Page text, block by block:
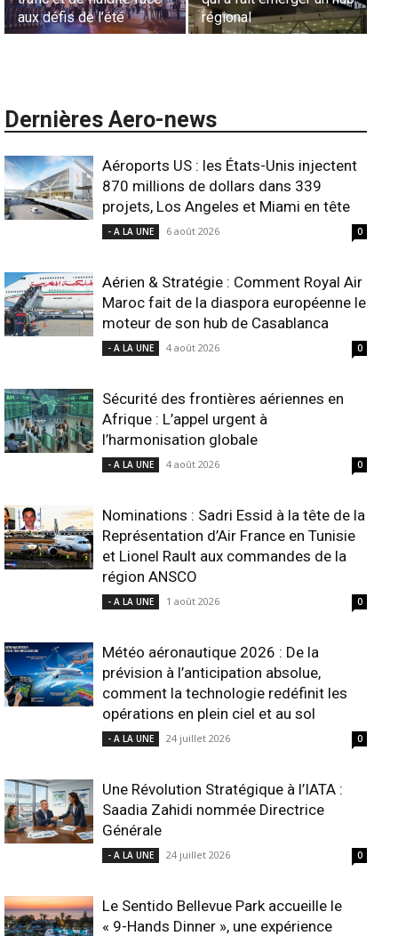
l’harmonisation globale
ANSCO
Dernières Aero-news
Aéroports US : les États-Unis injectent
870 millions de dollars dans 339
projets, Los Angeles et Miami en tête
- A LA UNE 6 août 2026 0
Aérien & Stratégie : Comment Royal Air
Maroc fait de la diaspora européenne le
moteur de son hub de Casablanca
- A LA UNE 4 août 2026 0
Sécurité des frontières aériennes en
Afrique : L’appel urgent à
l’harmonisation globale
- A LA UNE 4 août 2026 0
Nominations : Sadri Essid à la tête de la
Représentation d’Air France en Tunisie
et Lionel Rault aux commandes de la
région ANSCO
- A LA UNE 1 août 2026 0
Météo aéronautique 2026 : De la
prévision à l’anticipation absolue,
comment la technologie redéfinit les
opérations en plein ciel et au sol
- A LA UNE 24 juillet 2026 0
Une Révolution Stratégique à l’IATA :
Saadia Zahidi nommée Directrice
Générale
- A LA UNE 24 juillet 2026 0
Le Sentido Bellevue Park accueille le
« 9-Hands Dinner », une expérience